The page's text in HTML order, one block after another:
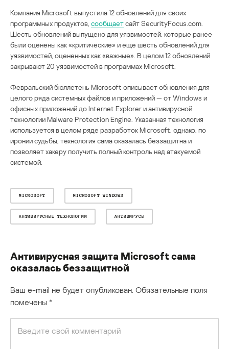
Компания Microsoft выпустила 12 обновлений для своих
программных продуктов, сообщаетсайт SecurityFocus.com.
Шесть обновлений выпущено для уязвимостей, которые ранее
были оценены как «критические» и еще шесть обновлений для
уязвимостей, оцененных как «важные». В целом 12 обновлений
закрывают 20 уязвимостей в программах Microsoft.
Февральский бюллетень Microsoft описывает обновления для
целого ряда системных файлов и приложений — от Windows и
офисных приложений до Internet Explorer и антивирусной
технологии Malware Protection Engine. Указанная технология
используется в целом ряде разработок Microsoft, однако, по
иронии судьбы, технология сама оказалась беззащитна и
позволяет хакеру получить полный контроль над атакуемой
системой.
MICROSOFT MICROSOFT WINDOWS
АНТИВИРУСНЫЕ ТЕХНОЛОГИИ АНТИВИРУСЫ
Антивирусная защита Microsoft сама
оказалась беззащитной
Ваш e-mail не будет опубликован. Обязательные поля
помечены *